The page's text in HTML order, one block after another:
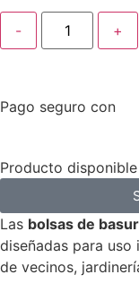
- +
Pago seguro con
Producto disponible
Las bolsas de
diseñadas para uso
de vecinos,